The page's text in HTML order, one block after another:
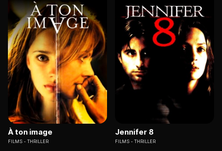
À ton image
FILMS THRILLER
Jennifer 8
FILMS THRILLER